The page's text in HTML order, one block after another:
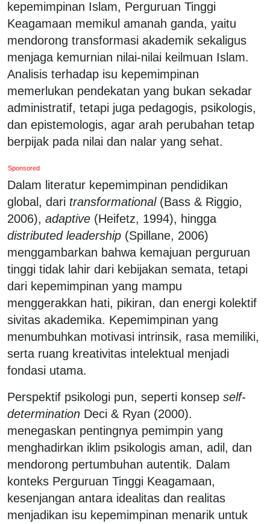
kepemimpinan Islam, Perguruan Tinggi
Keagamaan memikul amanah ganda, yaitu
mendorong transformasi akademik sekaligus
menjaga kemurnian nilai-nilai keilmuan Islam.
Analisis terhadap isu kepemimpinan
memerlukan pendekatan yang bukan sekadar
administratif, tetapi juga pedagogis, psikologis,
dan epistemologis, agar arah perubahan tetap
berpijak pada nilai dan nalar yang sehat.
Sponsored
Dalam literatur kepemimpinan pendidikan
global, dari transformational(Bass & Riggio,
2006), adaptive (Heifetz, 1994), hingga
distributed leadership (Spillane, 2006)
menggambarkan bahwa kemajuan perguruan
tinggi tidak lahir dari kebijakan semata, tetapi
dari kepemimpinan yang mampu
menggerakkan hati, pikiran, dan energi kolektif
sivitas akademika. Kepemimpinan yang
menumbuhkan motivasi intrinsik, rasa memiliki,
serta ruang kreativitas intelektual menjadi
fondasi utama.
Perspektif psikologi pun, seperti konsep self-
determination Deci & Ryan (2000).
menegaskan pentingnya pemimpin yang
menghadirkan iklim psikologis aman, adil, dan
mendorong pertumbuhan autentik. Dalam
konteks Perguruan Tinggi Keagamaan,
kesenjangan antara idealitas dan realitas
menjadikan isu kepemimpinan menarik untuk